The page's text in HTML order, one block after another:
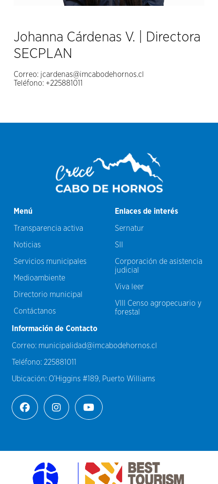
Johanna Cárdenas V. | Directora
SECPLAN
Correo: jcardenas@imcabodehornos.cl
Teléfono: +225881011
Menú
Transparencia activa
Noticias
Servicios municipales
Medioambiente
Directorio municipal
Contáctanos
Enlaces de interés
Sernatur
SII
Corporación de asistencia
judicial
Viva leer
VIII Censo agropecuario y
forestal
Información de Contacto
Correo: municipalidad@imcabodehornos.cl
Teléfono: 225881011
Ubicación: O’Higgins #189, Puerto Williams